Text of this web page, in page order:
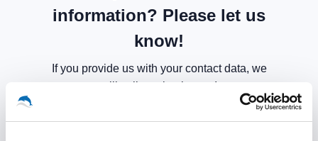
information? Please let us
know!
If you provide us with your contact data, we
will call you back soon!